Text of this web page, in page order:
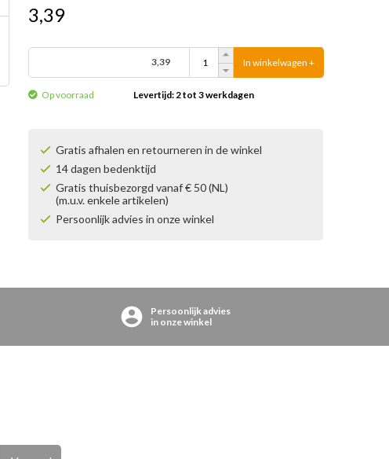
3,39
3,39 In winkelwagen +
Op voorraad Levertijd: 2 tot 3 werkdagen
Gratis afhalen en retourneren in de winkel
14 dagen bedenktijd
Gratis thuisbezorgd vanaf € 50 (NL)
(m.u.v. enkele artikelen)
Persoonlijk advies in onze winkel
Persoonlijk advies
in onze winkel